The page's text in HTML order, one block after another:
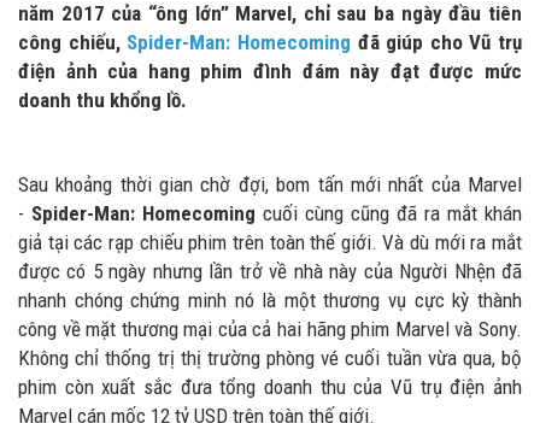
năm 2017 của “ông lớn” Marvel, chỉ sau ba ngày đầu tiên
công chiếu, Spider-Man: Homecoming đã giúp cho Vũ trụ
điện ảnh của hang phim đình đám này đạt được mức
doanh thu khổng lồ.
Sau khoảng thời gian chờ đợi, bom tấn mới nhất của Marvel
- Spider-Man: Homecoming cuối cùng cũng đã ra mắt khán
giả tại các rạp chiếu phim trên toàn thế giới. Và dù mới ra mắt
được có 5 ngày nhưng lần trở về nhà này của Người Nhện đã
nhanh chóng chứng minh nó là một thương vụ cực kỳ thành
công về mặt thương mại của cả hai hãng phim Marvel và Sony.
Không chỉ thống trị thị trường phòng vé cuối tuần vừa qua, bộ
phim còn xuất sắc đưa tổng doanh thu của Vũ trụ điện ảnh
Marvel cán mốc 12 tỷ USD trên toàn thế giới.